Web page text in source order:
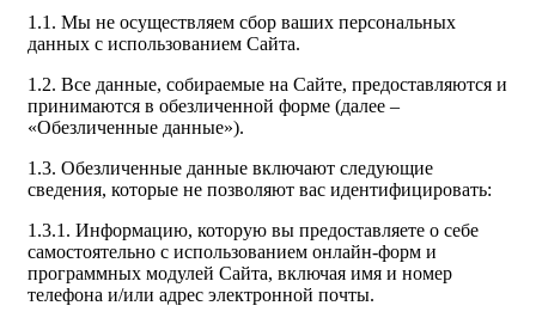
1.1. Мы не осуществляем сбор ваших персональных
данных с использованием Сайта.
1.2. Все данные, собираемые на Сайте, предоставляются и
принимаются в обезличенной форме (далее –
«Обезличенные данные»).
1.3. Обезличенные данные включают следующие
сведения, которые не позволяют вас идентифицировать:
1.3.1. Информацию, которую вы предоставляете о себе
самостоятельно с использованием онлайн-форм и
программных модулей Сайта, включая имя и номер
телефона и/или адрес электронной почты.